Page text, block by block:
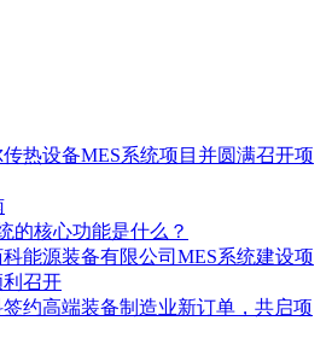
热设备MES系统项目并圆满召开项
的核心功能是什么？
能源装备有限公司MES系统建设项
利召开
约高端装备制造业新订单，共启项